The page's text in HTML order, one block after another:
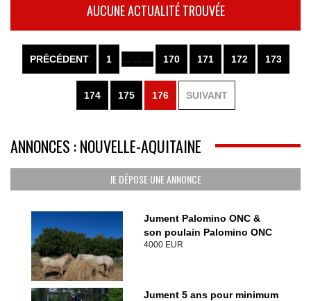
AUCUNE ACTUALITÉ TROUVÉE
PRÉCÉDENT 1 ... ... ... 170 171 172 173
174 175 176 SUIVANT
ANNONCES : NOUVELLE-AQUITAINE
JE DÉPOSE UNE ANNONCE
Jument Palomino ONC &
son poulain Palomino ONC
4000 EUR
Jument 5 ans pour minimum